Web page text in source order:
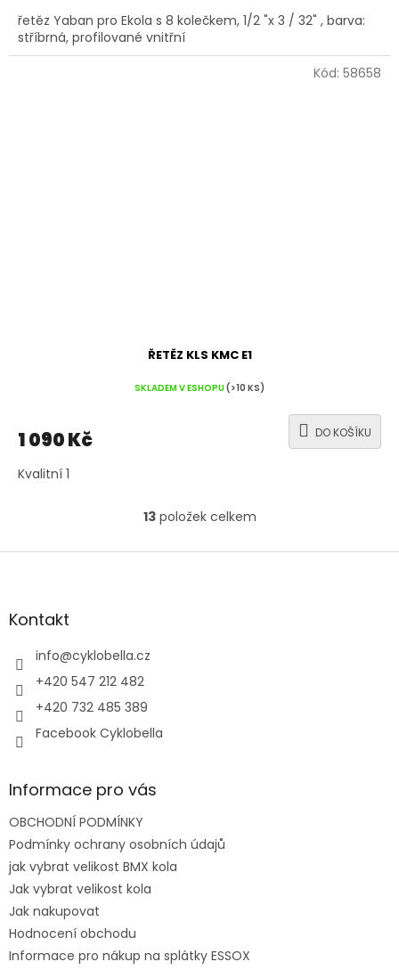
řetěz Yaban pro Ekola s 8 kolečkem, 1/2 "x 3 / 32" , barva:
stříbrná, profilované vnitřní
ŘETĚZ KLS KMC E1
SKLADEM V ESHOPU(>10 KS)
1 090 Kč DO KOŠÍKU
Kvalitní 1
Kód: 58658
O
l
13položek celkem
Z
aKontakt
info@cyklobella.cz
+420 547 212 482
+420 732 485 389
Facebook Cyklobella
Informace pro vás
OBCHODNÍ PODMÍNKY
Podmínky ochrany osobních údajů
jak vybrat velikost BMX kola
Jak vybrat velikost kola
Jak nakupovat
Hodnocení obchodu
Informace pro nákup na splátky ESSOX